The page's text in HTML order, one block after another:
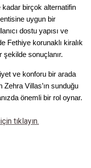
kadar birçok alternatifin
uygun bir
dostu yapısı ve
Fethiye korunaklı kiralık
şekilde sonuçlanır.
ve konforu bir arada
Villas’ın sunduğu
önemli bir rol oynar.
tıklayın.